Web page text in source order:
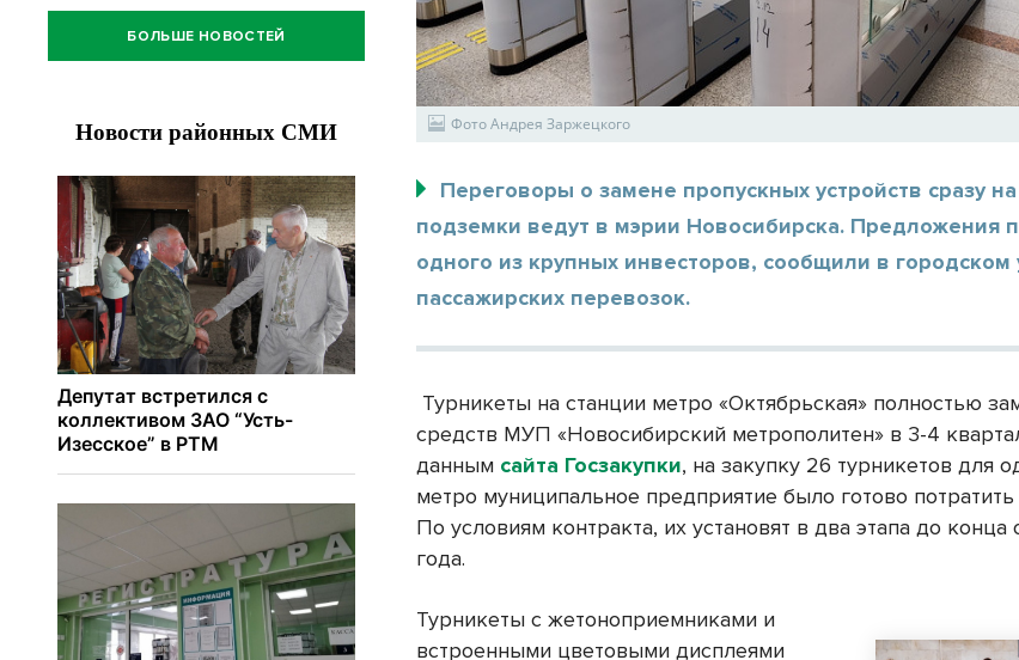
Фото Андрея Заржецкого
Переговоры о замене пропускных устройств сразу
подземки ведут в мэрии Новосибирска. Предложения
одного из крупных инвесторов, сообщили в городском
пассажирских перевозок.
Турникеты на станции метро «Октябрьская» полностью
средств МУП «Новосибирский метрополитен» в 3-4
данным сайта Госзакупки, на закупку 26 турникетов для
метро муниципальное предприятие было готово
По условиям контракта, их установят в два этапа до конца
года.
Турникеты с жетоноприемниками и
встроенными цветовыми дисплеями
БОЛЬШЕ НОВОСТЕЙ